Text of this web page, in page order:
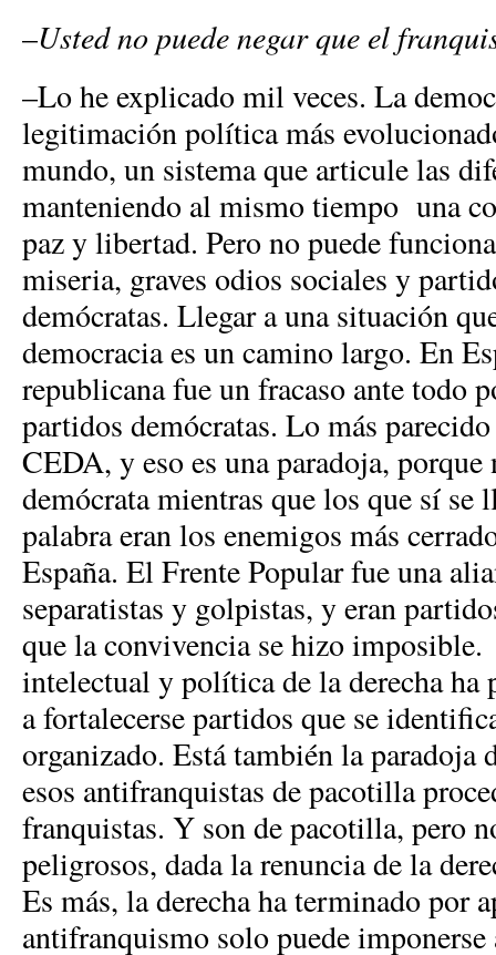
–Usted no puede negar que el
–Lo he explicado mil veces. La
legitimación política más
mundo, un sistema que articule las
manteniendo al mismo tiempo una
paz y libertad. Pero no puede
miseria, graves odios sociales y
demócratas. Llegar a una situación
democracia es un camino largo. En
republicana fue un fracaso ante todo
partidos demócratas. Lo más
CEDA, y eso es una paradoja, porque
demócrata mientras que los que sí se
palabra eran los enemigos más
España. El Frente Popular fue una
separatistas y golpistas, y eran
que la convivencia se hizo
intelectual y política de la derecha
a fortalecerse partidos que se
organizado. Está también la paradoja
esos antifranquistas de pacotilla
franquistas. Y son de pacotilla, pero
peligrosos, dada la renuncia de la
Es más, la derecha ha terminado por
antifranquismo solo puede imponerse